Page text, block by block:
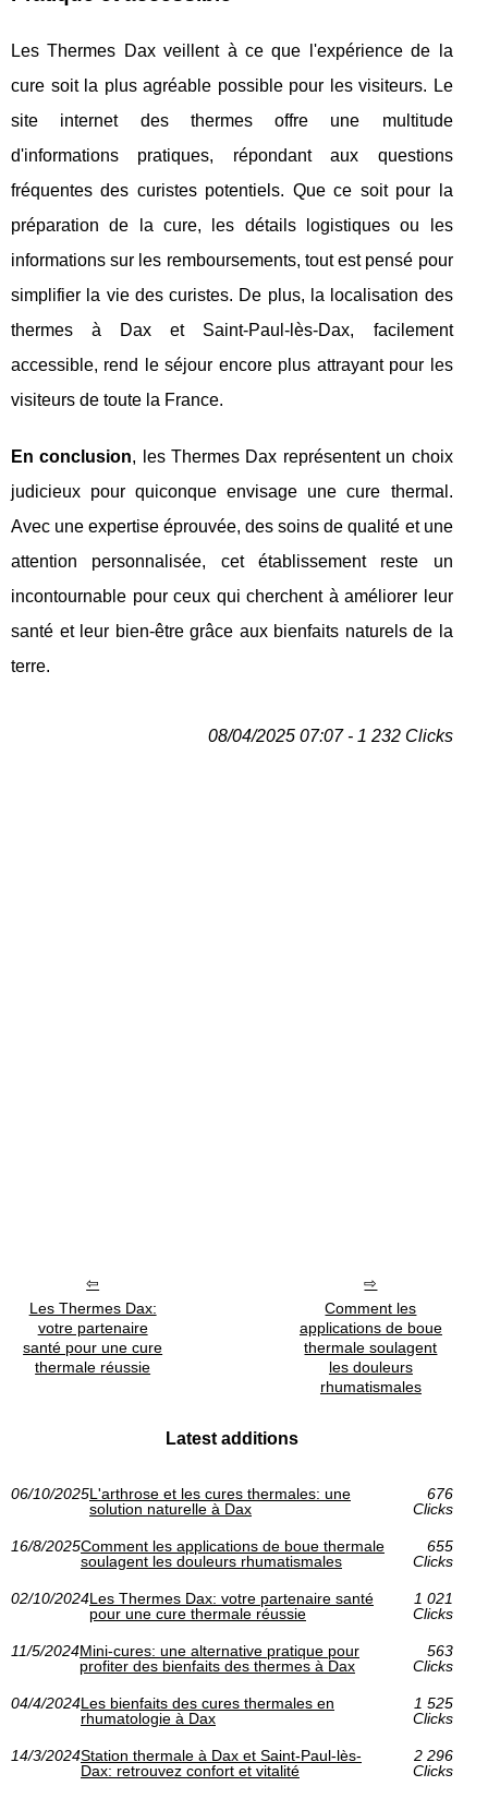
Les Thermes Dax veillent à ce que l'expérience de la
cure soit la plus agréable possible pour les visiteurs. Le
site internet des thermes offre une multitude
d'informations pratiques, répondant aux questions
fréquentes des curistes potentiels. Que ce soit pour la
préparation de la cure, les détails logistiques ou les
informations sur les remboursements, tout est pensé pour
simplifier la vie des curistes. De plus, la localisation des
thermes à Dax et Saint-Paul-lès-Dax, facilement
accessible, rend le séjour encore plus attrayant pour les
visiteurs de toute la France.
En conclusion, les Thermes Dax représentent un choix
judicieux pour quiconque envisage une cure thermal.
Avec une expertise éprouvée, des soins de qualité et une
attention personnalisée, cet établissement reste un
incontournable pour ceux qui cherchent à améliorer leur
santé et leur bien-être grâce aux bienfaits naturels de la
terre.
08/04/2025 07:07 - 1 232 Clicks
Les Thermes Dax:
votre partenaire
santé pour une cure
thermale réussie
Comment les
applications de boue
thermale soulagent
les douleurs
rhumatismales
Latest additions
06/10/2025L'arthrose et les cures thermales: une
solution naturelle à Dax
676
Clicks
16/8/2025Comment les applications de boue thermale
soulagent les douleurs rhumatismales
655
Clicks
02/10/2024Les Thermes Dax: votre partenaire santé
pour une cure thermale réussie
1 021
Clicks
11/5/2024Mini-cures: une alternative pratique pour
profiter des bienfaits des thermes à Dax
563
Clicks
04/4/2024Les bienfaits des cures thermales en
rhumatologie à Dax
1 525
Clicks
14/3/2024Station thermale à Dax et Saint-Paul-lès-
Dax: retrouvez confort et vitalité
2 296
Clicks